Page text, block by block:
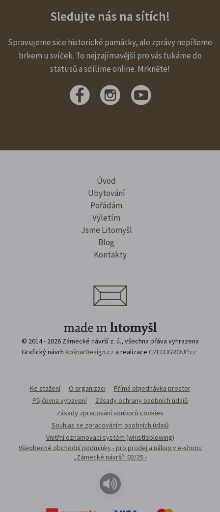
Sledujte nás na sítích!
Spravujeme sice historické památky, ale zprávy nepíšeme
brkem u svíček. To nejzajímavější pro vás ťukáme do
statusů a sdílíme online. Mrkněte!
Úvod
Ubytování
Pořádám
Výletím
Jsme Litomyšl
Blog
Kontakty
© 2014 - 2026 Zámecké návrší z. ú., všechna přáva vyhrazena
Grafický návrh KošnarDesign.cz a realizace CZECHGROUP.cz
Ke stažení O organizaci
Přímá objednávka prostor
Půjčovna vybavení
Zásady ochrany osobních údajů
Zásady zpracování souborů cookies
Souhlas se zpracováním osobních údajů
Vnitřní oznamovací systém (whistleblowing)
Všeobecné obchodní podmínky - pro prodej a nákup v e-shopu
„Zámecké návrší“ 02/25 -